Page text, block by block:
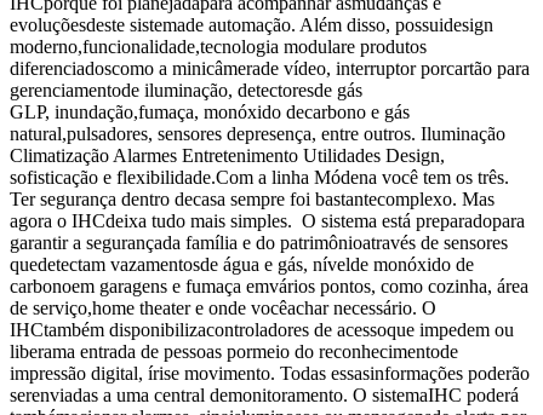
evoluçõesdeste sistemade automação. Além disso, possuidesign
moderno,funcionalidade,tecnologia modulare produtos
diferenciadoscomo a minicâmerade vídeo, interruptor porcartão para
gerenciamentode iluminação, detectoresde gás
GLP, inundação,fumaça, monóxido decarbono e gás
natural,pulsadores, sensores depresença, entre outros. Iluminação
Climatização Alarmes Entretenimento Utilidades Design,
sofisticação e flexibilidade.Com a linha Módena você tem os três.
Ter segurança dentro decasa sempre foi bastantecomplexo. Mas
agora o IHCdeixa tudo mais simples. O sistema está preparadopara
garantir a segurançada família e do patrimônioatravés de sensores
quedetectam vazamentosde água e gás, nívelde monóxido de
carbonoem garagens e fumaça emvários pontos, como cozinha, área
de serviço,home theater e onde vocêachar necessário. O
IHCtambém disponibilizacontroladores de acessoque impedem ou
liberama entrada de pessoas pormeio do reconhecimentode
impressão digital, írise movimento. Todas essasinformações poderão
serenviadas a uma central demonitoramento. O sistemaIHC poderá